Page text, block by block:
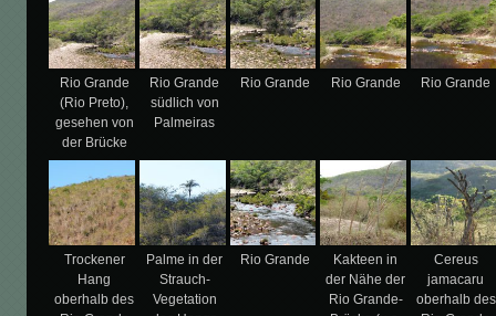
Rio Grande
(Rio Preto),
gesehen von
der Brücke
Rio Grande
südlich von
Palmeiras
Rio Grande Rio Grande Rio Grande
Trockener
Hang
oberhalb des
Palme in der
Strauch-
Vegetation
Rio Grande
Kakteen in
der Nähe der
Rio Grande-
Cereus
jamacaru
oberhalb des